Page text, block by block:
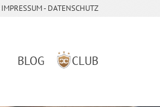
IMPRESSUM- DATENSCHUTZ
BLOG CLUB